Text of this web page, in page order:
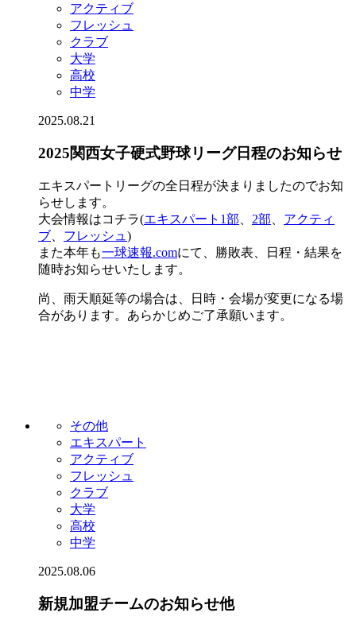
アクティブ
フレッシュ
クラブ
大学
高校
中学
2025.08.21
2025関西女子硬式野球リーグ日程のお知らせ
エキスパートリーグの全日程が決まりましたのでお知
らせします。
大会情報はコチラ(エキスパート1部、 2部、 アクティ
ブ、 フレッシュ)
また本年も一球速報.comにて、勝敗表、日程・結果を
随時お知らせいたします。
尚、雨天順延等の場合は、日時・会場が変更になる場
合があります。あらかじめご了承願います。
その他
エキスパート
アクティブ
フレッシュ
クラブ
大学
高校
中学
2025.08.06
新規加盟チームのお知らせ他